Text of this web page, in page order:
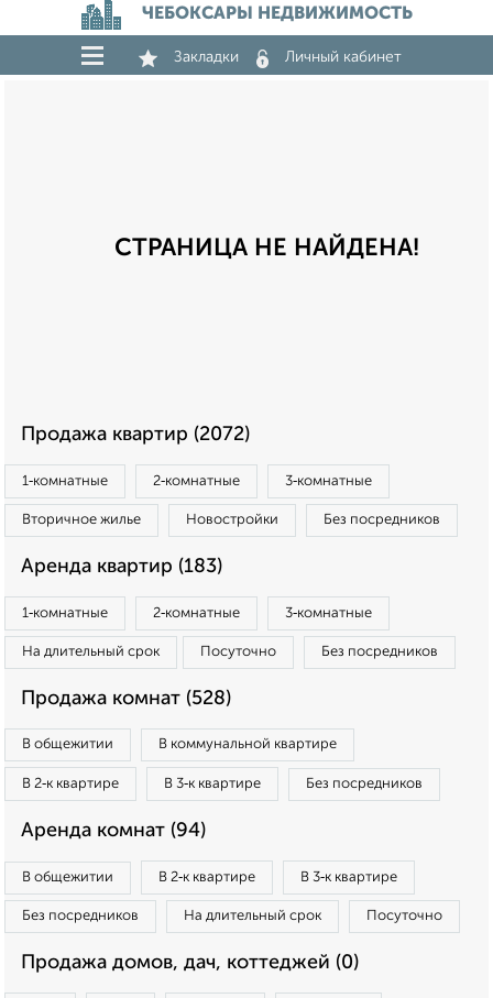
ЧЕБОКСАРЫ НЕДВИЖИМОСТЬ
Закладки Личный кабинет
СТРАНИЦА НЕ НАЙДЕНА!
Продажа квартир (2072)
1‑комнатные 2‑комнатные 3‑комнатные
Вторичное жилье Новостройки Без посредников
Аренда квартир (183)
1‑комнатные 2‑комнатные 3‑комнатные
На длительный срок Посуточно Без посредников
Продажа комнат (528)
В общежитии В коммунальной квартире
В 2‑к квартире В 3‑к квартире Без посредников
Аренда комнат (94)
В общежитии В 2‑к квартире В 3‑к квартире
Без посредников На длительный срок Посуточно
Продажа домов, дач, коттеджей (0)